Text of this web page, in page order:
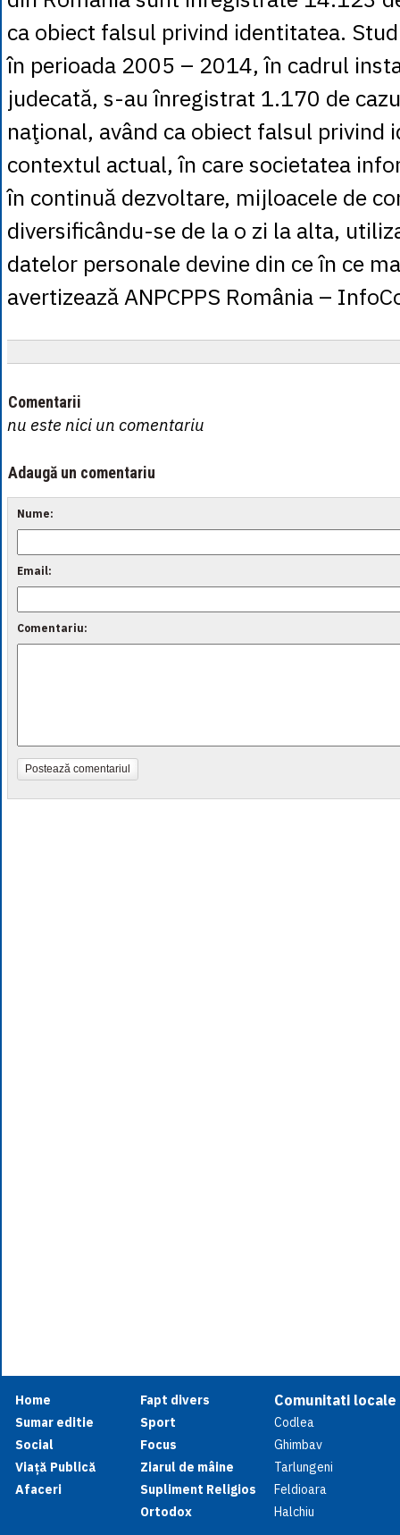
ca obiect falsul privind identitatea.
în perioada 2005 – 2014, în cadrul
judecată, s-au înregistrat 1.170 de
naţional, având ca obiect falsul
contextul actual, în care societatea
în continuă dezvoltare, mijloacele de
diversificându-se de la o zi la alta,
datelor personale devine din ce în ce
avertizează ANPCPPS România –
Comentarii
nu este nici un comentariu
Adaugă un comentariu
Nume:
Email:
Comentariu:
Postează comentariul
Home
Sumar editie
Social
Viață Publică
Afaceri
Fapt divers
Sport
Focus
Ziarul de mâine
Supliment Religios
Ortodox
Comunitati locale
Codlea
Ghimbav
Tarlungeni
Feldioara
Halchiu